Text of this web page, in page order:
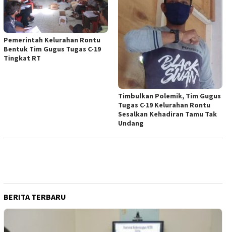
Pemerintah Kelurahan Rontu
Bentuk Tim Gugus Tugas C-19
Tingkat RT
Timbulkan Polemik, Tim Gugus
Tugas C-19 Kelurahan Rontu
Sesalkan Kehadiran Tamu Tak
Undang
BERITA TERBARU